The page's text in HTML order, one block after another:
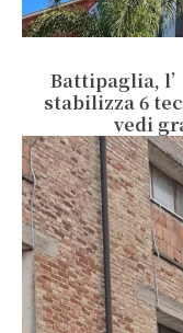
Battipaglia,
stabilizza 6
vedi